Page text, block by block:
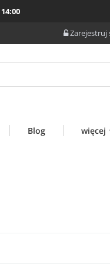
Zarejestruj
Blog więcej